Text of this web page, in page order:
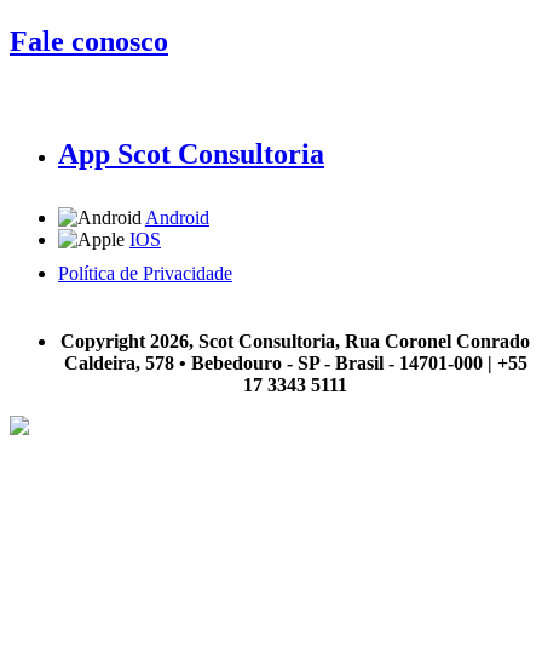
Fale conosco
App Scot Consultoria
Android
IOS
Política de Privacidade
Copyright 2026, Scot Consultoria, Rua Coronel Conrado
Caldeira, 578 • Bebedouro - SP - Brasil - 14701-000 | +55
17 3343 5111